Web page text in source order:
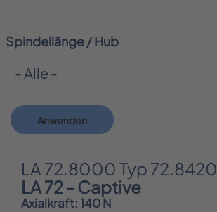
Spindellänge / Hub
Anwenden
LA 72.8000 Typ 72.8420
LA 72 - Captive
Axialkraft: 140 N